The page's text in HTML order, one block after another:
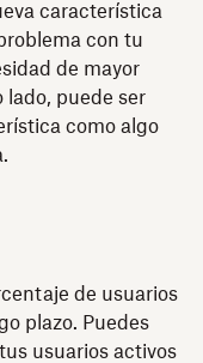
característica
con tu
de mayor
lado, puede ser
como algo
de usuarios
plazo. Puedes
usuarios activos